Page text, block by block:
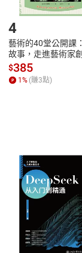
號，下載書籍
客
服務時間
4
藝術的40堂公開課
故事，走進藝術家
場，看藝術如何誕生
何形塑人類生活【電
書】
$385
1% (賺3點)